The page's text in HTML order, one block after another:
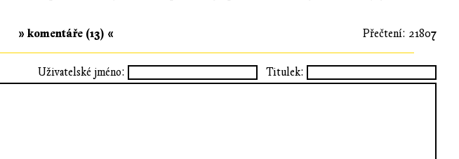
Přečtení: 21807
» komentáře (13) «
Uživatelské jméno: Titulek: